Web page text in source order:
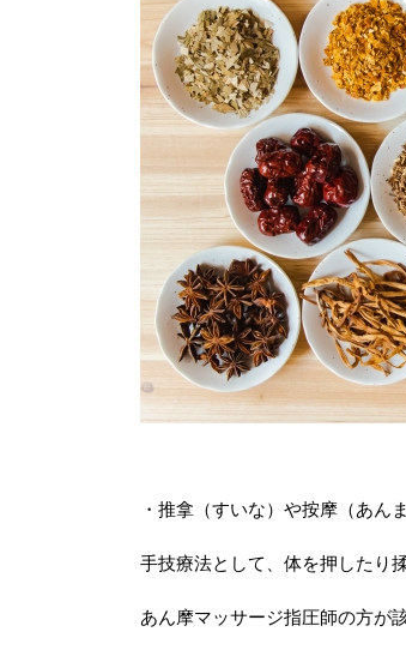
・推拿（すいな）や按摩（あんま
手技療法として、体を押したり
あん摩マッサージ指圧師の方が